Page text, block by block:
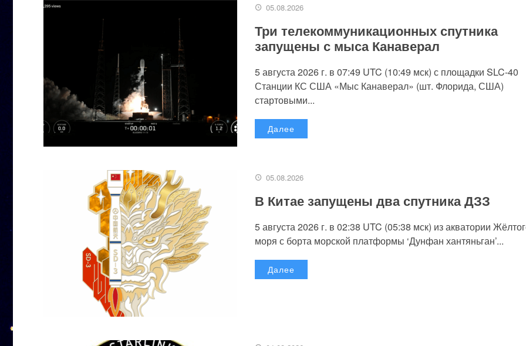
05.08.2026
Три телекоммуникационных спутника
запущены с мыса Канаверал
5 августа 2026 г. в 07:49 UTC (10:49 мск) с площадки SLC-40
Станции КС США «Мыс Канаверал» (шт. Флорида, США)
стартовыми...
Далее
05.08.2026
В Китае запущены два спутника ДЗЗ
5 августа 2026 г. в 02:38 UTC (05:38 мск) из акватории
моря с борта морской платформы ‘Дунфан хантяньган’...
Далее